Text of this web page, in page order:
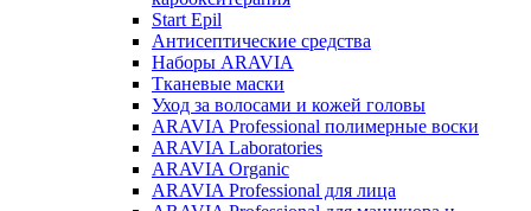
Start Epil
Антисептические средства
Наборы ARAVIA
Тканевые маски
Уход за волосами и кожей головы
ARAVIA Professional полимерные воски
ARAVIA Laboratories
ARAVIA Organic
ARAVIA Professional для лица